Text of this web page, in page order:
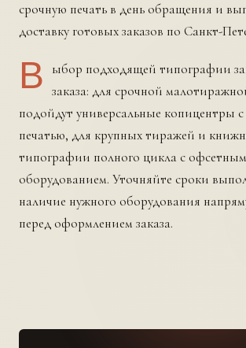
срочную печать в день обращения и
доставку готовых заказов по Санкт-
В
ыбор подходящей типографии
заказа: для срочной
подойдут универсальные копицентры
печатью, для крупных тиражей и
типографии полного цикла с офсетным
оборудованием. Уточняйте сроки
наличие нужного оборудования
перед оформлением заказа.